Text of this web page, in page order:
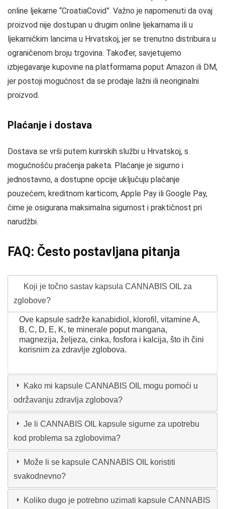
online ljekarne “CroatiaCovid”. Važno je napomenuti da ovaj
proizvod nije dostupan u drugim online ljekarnama ili u
ljekarničkim lancima u Hrvatskoj, jer se trenutno distribuira u
ograničenom broju trgovina. Također, savjetujemo
izbjegavanje kupovine na platformama poput Amazon ili DM,
jer postoji mogućnost da se prodaje lažni ili neoriginalni
proizvod.
Plaćanje i dostava
Dostava se vrši putem kurirskih službi u Hrvatskoj, s
mogućnošću praćenja paketa. Plaćanje je sigurno i
jednostavno, a dostupne opcije uključuju plaćanje
pouzećem, kreditnom karticom, Apple Pay ili Google Pay,
čime je osigurana maksimalna sigurnost i praktičnost pri
narudžbi.
FAQ: Često postavljana pitanja
Koji je točno sastav kapsula CANNABIS OIL za
zglobove?
Ove kapsule sadrže kanabidiol, klorofil, vitamine A,
B, C, D, E, K, te minerale poput mangana,
magnezija, željeza, cinka, fosfora i kalcija, što ih čini
korisnim za zdravlje zglobova.
Kako mi kapsule CANNABIS OIL mogu pomoći u
održavanju zdravlja zglobova?
Je li CANNABIS OIL kapsule sigurne za upotrebu
kod problema sa zglobovima?
Može li se kapsule CANNABIS OIL koristiti
svakodnevno?
Koliko dugo je potrebno uzimati kapsule CANNABIS